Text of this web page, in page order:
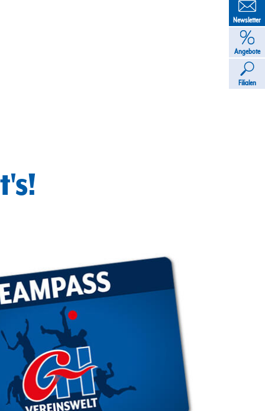
Newsletter
Angebote
Filialen